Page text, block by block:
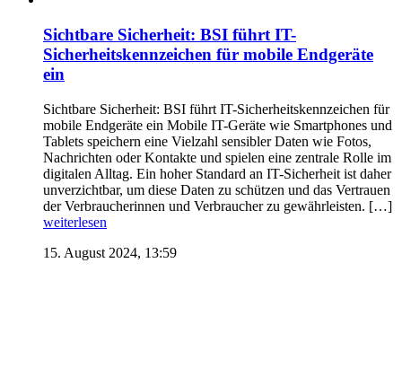
Sichtbare Sicherheit: BSI führt IT-
Sicherheitskennzeichen für mobile Endgeräte
ein
Sichtbare Sicherheit: BSI führt IT-Sicherheitskennzeichen für
mobile Endgeräte ein Mobile IT-Geräte wie Smartphones und
Tablets speichern eine Vielzahl sensibler Daten wie Fotos,
Nachrichten oder Kontakte und spielen eine zentrale Rolle im
digitalen Alltag. Ein hoher Standard an IT-Sicherheit ist daher
unverzichtbar, um diese Daten zu schützen und das Vertrauen
der Verbraucherinnen und Verbraucher zu gewährleisten. […]
weiterlesen
15. August 2024, 13:59